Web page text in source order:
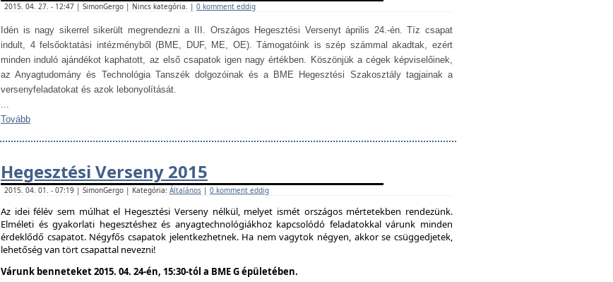
2015. 04. 27. - 12:47 | SimonGergo | Nincs kategória. | 0 komment eddig
Idén is nagy sikerrel sikerült megrendezni a III. Országos Hegesztési Versenyt április 24.-én. Tíz csapat
indult, 4 felsőoktatási intézményből (BME, DUF, ME, OE). Támogatóink is szép számmal akadtak, ezért
minden induló ajándékot kaphatott, az első csapatok igen nagy értékben. Köszönjük a cégek képviselőinek,
az Anyagtudomány és Technológia Tanszék dolgozóinak és a BME Hegesztési Szakosztály tagjainak a
versenyfeladatokat és azok lebonyolítását.
...
Tovább
Hegesztési Verseny 2015
2015. 04. 01. - 07:19 | SimonGergo | Kategória: Általános | 0 komment eddig
Az idei félév sem múlhat el Hegesztési Verseny nélkül, melyet ismét országos mértetekben rendezünk.
Elméleti és gyakorlati hegesztéshez és anyagtechnológiákhoz kapcsolódó feladatokkal várunk minden
érdeklődő csapatot. Négyfős csapatok jelentkezhetnek. Ha nem vagytok négyen, akkor se csüggedjetek,
lehetőség van tört csapattal nevezni!
Várunk benneteket 2015. 04. 24-én, 15:30-tól a BME G épületében.